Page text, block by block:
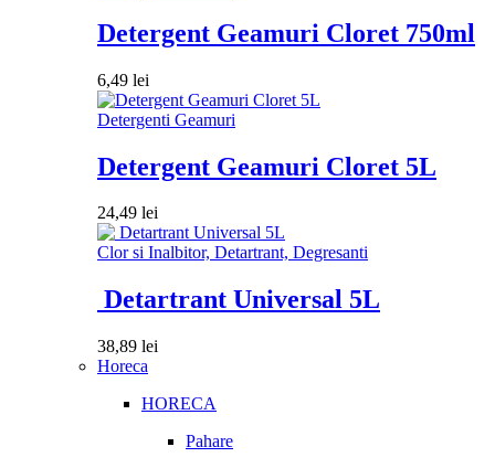
Detergent Geamuri Cloret 750ml
6,49 lei
Detergenti Geamuri
Detergent Geamuri Cloret 5L
24,49 lei
Clor si Inalbitor, Detartrant, Degresanti
Detartrant Universal 5L
38,89 lei
Horeca
HORECA
Pahare